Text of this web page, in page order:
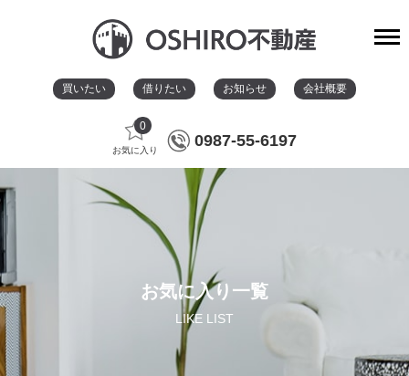
買いたい 借りたい お知らせ 会社概要
0
お気に入り
0987-55-6197
お気に入り一覧
LIKE LIST